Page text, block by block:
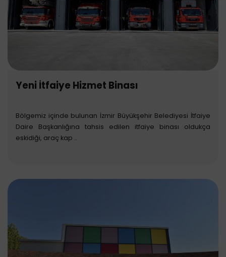
Yeni İtfaiye Hizmet Binası
Bölgemiz içinde bulunan İzmir Büyükşehir Belediyesi İtfaiye
Daire Başkanlığına tahsis edilen itfaiye binası oldukça
eskidiği, araç kap ..